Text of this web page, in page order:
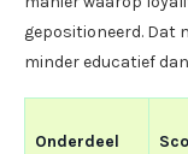
gepositioneerd. Dat
minder educatief
Onderdeel